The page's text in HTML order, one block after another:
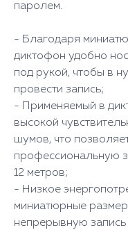
паролем.
- Благодаря
диктофон удобно
под рукой, чтобы в
провести запись;
- Применяемый в
высокой
шумов, что
профессиональную
12 метров;
- Низкое
миниатюрные
непрерывную запись